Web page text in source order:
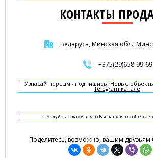
КОНТАКТЫ
Беларусь, Минская обл.,
+375(29)658-99-69
Узнавай первым - подпишись! Новые
Telegram канале
Пожалуйста, скажите что Вы нашли это
Поделитесь, возможно, вашим друзьям